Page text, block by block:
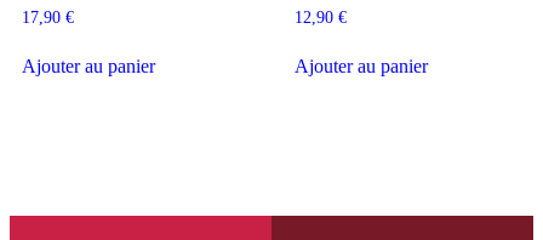
17,90 €
Ajouter au panier
12,90 €
Ajouter au panier